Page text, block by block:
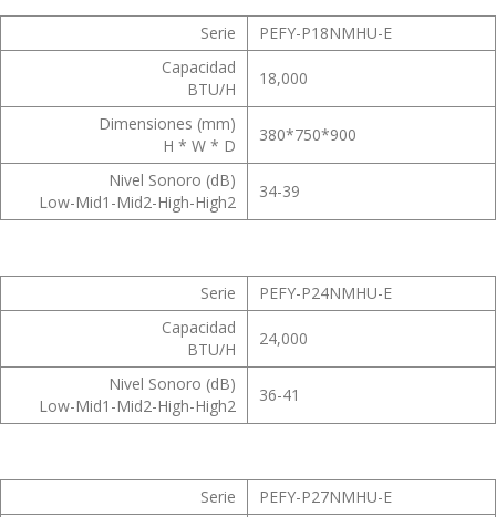
Serie
PEFY-P18NMHU-E
Capacidad
BTU/H
18,000
Dimensiones (mm)
H * W * D
380*750*900
Nivel Sonoro (dB)
Low-Mid1-Mid2-High-High2
34-39
Serie
PEFY-P24NMHU-E
Capacidad
BTU/H
24,000
Nivel Sonoro (dB)
Low-Mid1-Mid2-High-High2
36-41
Serie
PEFY-P27NMHU-E